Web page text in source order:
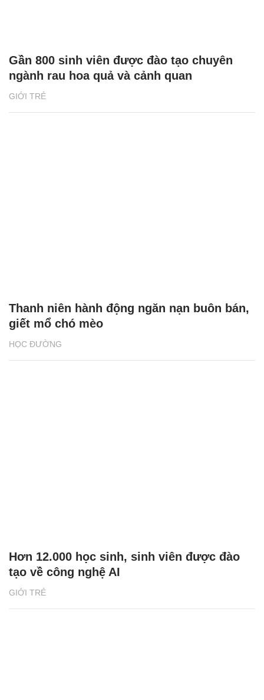
GIỚI TRẺ
Gần 800 sinh viên được đào tạo chuyên
ngành rau hoa quả và cảnh quan
HỌC ĐƯỜNG
Thanh niên hành động ngăn nạn buôn bán,
giết mổ chó mèo
GIỚI TRẺ
Hơn 12.000 học sinh, sinh viên được đào
tạo về công nghệ AI